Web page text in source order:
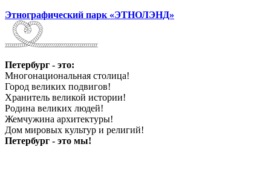
Этнографический парк «ЭТНОЛЭНД»
Петербург - это:
Многонациональная столица!
Город великих подвигов!
Хранитель великой истории!
Родина великих людей!
Жемчужина архитектуры!
Дом мировых культур и религий!
Петербург - это мы!